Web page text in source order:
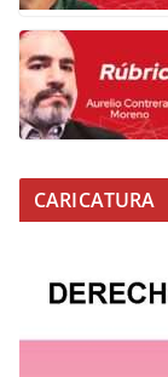
CARICATURA